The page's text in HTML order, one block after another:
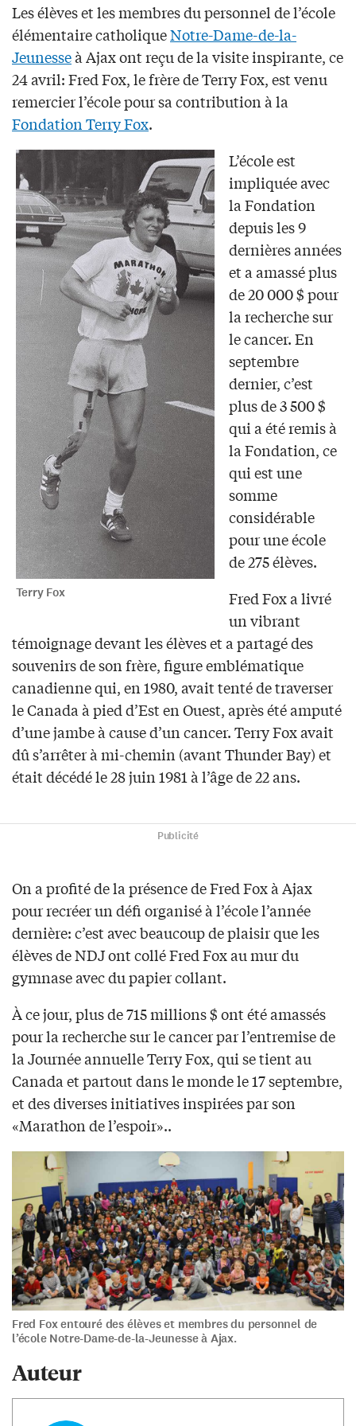
Les élèves et les membres du personnel de l’école
élémentaire catholiqueNotre-Dame-de-la-
Jeunesseà Ajax ont reçu de la visite inspirante, ce
24 avril: Fred Fox, le frère de Terry Fox, est venu
remercier l’école pour sa contribution à la
Fondation Terry Fox.
Terry Fox
L’école est
impliquée avec
la Fondation
depuis les 9
dernières années
et a amassé plus
de 20 000 $ pour
la recherche sur
le cancer. En
septembre
dernier, c’est
plus de 3 500 $
qui a été remis à
la Fondation, ce
qui est une
somme
considérable
pour une école
de 275 élèves.
Fred Fox a livré
un vibrant
témoignage devant les élèves et a partagé des
souvenirs de son frère, figure emblématique
canadienne qui, en 1980, avait tenté de traverser
le Canada à pied d’Est en Ouest, après été amputé
d’une jambe à cause d’un cancer. Terry Fox avait
dû s’arrêter à mi-chemin (avant Thunder Bay) et
était décédé le 28 juin 1981 à l’âge de 22 ans.
Publicité
On a profité de la présence de Fred Fox à Ajax
pour recréer un défi organisé à l’école l’année
dernière: c’est avec beaucoup de plaisir que les
élèves de NDJ ont collé Fred Fox au mur du
gymnase avec du papier collant.
À ce jour, plus de 715 millions $ ont été amassés
pour la recherche sur le cancer par l’entremise de
la Journée annuelle Terry Fox, qui se tient au
Canada et partout dans le monde le 17 septembre,
et des diverses initiatives inspirées par son
«Marathon de l’espoir»..
Fred Fox entouré des élèves et membres du personnel de
l’école Notre-Dame-de-la-Jeunesse à Ajax.
Auteur